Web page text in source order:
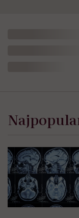
to
już
Alkoholik
z
TikToka
i
założycielka
Dromader
Dry